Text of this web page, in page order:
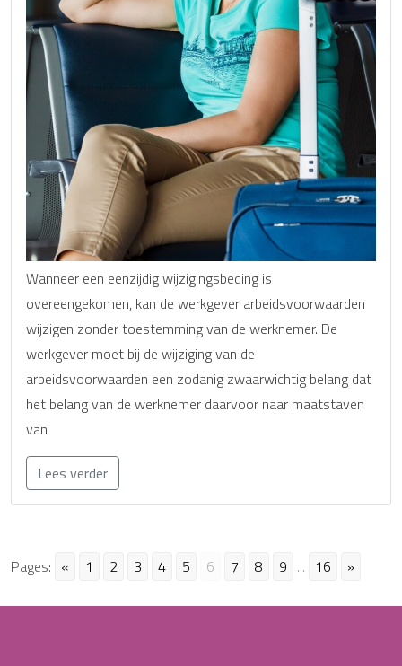
Wanneer een eenzijdig wijzigingsbeding is
overeengekomen, kan de werkgever arbeidsvoorwaarden
wijzigen zonder toestemming van de werknemer. De
werkgever moet bij de wijziging van de
arbeidsvoorwaarden een zodanig zwaarwichtig belang dat
het belang van de werknemer daarvoor naar maatstaven
van
Lees verder
Pages: « 1 2 3 4 5 6 7 8 9 ... 16 »